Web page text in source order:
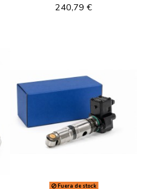
240,79 €
Fuera de stock